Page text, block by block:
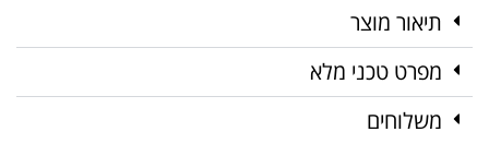
תיאור מוצר
מפרט טכני מלא
משלוחים